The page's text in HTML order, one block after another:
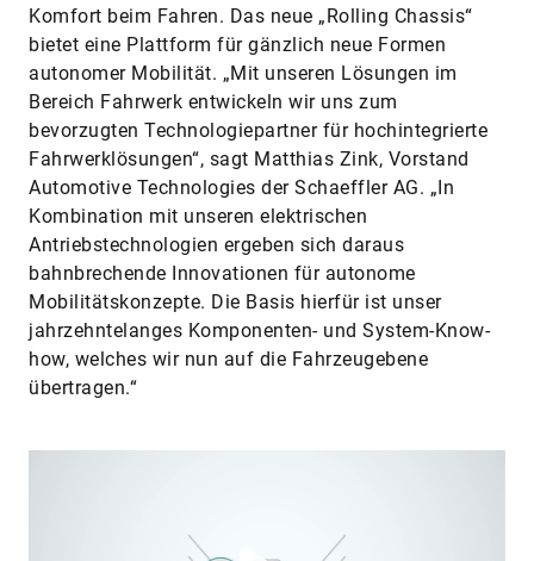
Komfort beim Fahren. Das neue „Rolling Chassis“
bietet eine Plattform für gänzlich neue Formen
autonomer Mobilität. „Mit unseren Lösungen im
Bereich Fahrwerk entwickeln wir uns zum
bevorzugten Technologiepartner für hochintegrierte
Fahrwerklösungen“, sagt Matthias Zink, Vorstand
Automotive Technologies der Schaeffler AG. „In
Kombination mit unseren elektrischen
Antriebstechnologien ergeben sich daraus
bahnbrechende Innovationen für autonome
Mobilitätskonzepte. Die Basis hierfür ist unser
jahrzehntelanges Komponenten- und System-Know-
how, welches wir nun auf die Fahrzeugebene
übertragen.“